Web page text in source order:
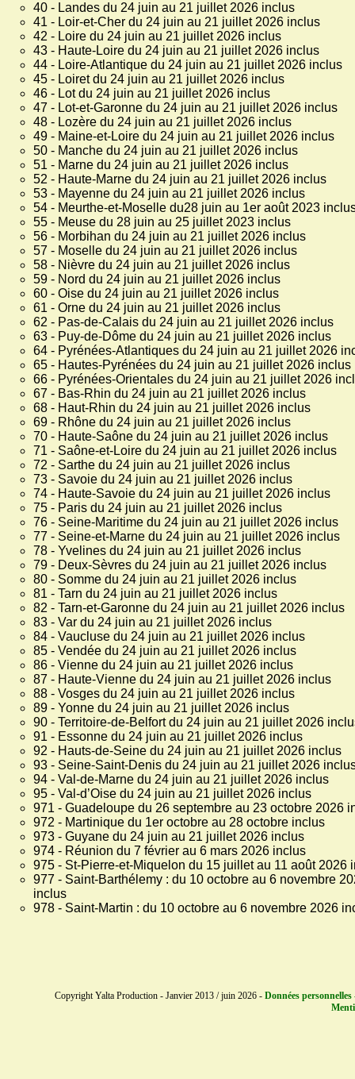
40 - Landes du 24 juin au 21 juillet 2026 inclus
41 - Loir-et-Cher du 24 juin au 21 juillet 2026 inclus
42 - Loire du 24 juin au 21 juillet 2026 inclus
43 - Haute-Loire du 24 juin au 21 juillet 2026 inclus
44 - Loire-Atlantique du 24 juin au 21 juillet 2026 inclus
45 - Loiret du 24 juin au 21 juillet 2026 inclus
46 - Lot du 24 juin au 21 juillet 2026 inclus
47 - Lot-et-Garonne du 24 juin au 21 juillet 2026 inclus
48 - Lozère du 24 juin au 21 juillet 2026 inclus
49 - Maine-et-Loire du 24 juin au 21 juillet 2026 inclus
50 - Manche du 24 juin au 21 juillet 2026 inclus
51 - Marne du 24 juin au 21 juillet 2026 inclus
52 - Haute-Marne du 24 juin au 21 juillet 2026 inclus
53 - Mayenne du 24 juin au 21 juillet 2026 inclus
54 - Meurthe-et-Moselle du28 juin au 1er août 2023
55 - Meuse du 28 juin au 25 juillet 2023 inclus
56 - Morbihan du 24 juin au 21 juillet 2026 inclus
57 - Moselle du 24 juin au 21 juillet 2026 inclus
58 - Nièvre du 24 juin au 21 juillet 2026 inclus
59 - Nord du 24 juin au 21 juillet 2026 inclus
60 - Oise du 24 juin au 21 juillet 2026 inclus
61 - Orne du 24 juin au 21 juillet 2026 inclus
62 - Pas-de-Calais du 24 juin au 21 juillet 2026 inclus
63 - Puy-de-Dôme du 24 juin au 21 juillet 2026 inclus
64 - Pyrénées-Atlantiques du 24 juin au 21 juillet 2026
65 - Hautes-Pyrénées du 24 juin au 21 juillet 2026 inclus
66 - Pyrénées-Orientales du 24 juin au 21 juillet 2026
67 - Bas-Rhin du 24 juin au 21 juillet 2026 inclus
68 - Haut-Rhin du 24 juin au 21 juillet 2026 inclus
69 - Rhône du 24 juin au 21 juillet 2026 inclus
70 - Haute-Saône du 24 juin au 21 juillet 2026 inclus
71 - Saône-et-Loire du 24 juin au 21 juillet 2026 inclus
72 - Sarthe du 24 juin au 21 juillet 2026 inclus
73 - Savoie du 24 juin au 21 juillet 2026 inclus
74 - Haute-Savoie du 24 juin au 21 juillet 2026 inclus
75 - Paris du 24 juin au 21 juillet 2026 inclus
76 - Seine-Maritime du 24 juin au 21 juillet 2026 inclus
77 - Seine-et-Marne du 24 juin au 21 juillet 2026 inclus
78 - Yvelines du 24 juin au 21 juillet 2026 inclus
79 - Deux-Sèvres du 24 juin au 21 juillet 2026 inclus
80 - Somme du 24 juin au 21 juillet 2026 inclus
81 - Tarn du 24 juin au 21 juillet 2026 inclus
82 - Tarn-et-Garonne du 24 juin au 21 juillet 2026 inclus
83 - Var du 24 juin au 21 juillet 2026 inclus
84 - Vaucluse du 24 juin au 21 juillet 2026 inclus
85 - Vendée du 24 juin au 21 juillet 2026 inclus
86 - Vienne du 24 juin au 21 juillet 2026 inclus
87 - Haute-Vienne du 24 juin au 21 juillet 2026 inclus
88 - Vosges du 24 juin au 21 juillet 2026 inclus
89 - Yonne du 24 juin au 21 juillet 2026 inclus
90 - Territoire-de-Belfort du 24 juin au 21 juillet 2026
91 - Essonne du 24 juin au 21 juillet 2026 inclus
92 - Hauts-de-Seine du 24 juin au 21 juillet 2026 inclus
93 - Seine-Saint-Denis du 24 juin au 21 juillet 2026
94 - Val-de-Marne du 24 juin au 21 juillet 2026 inclus
95 - Val-d’Oise du 24 juin au 21 juillet 2026 inclus
971 - Guadeloupe du 26 septembre au 23 octobre 2026
972 - Martinique du 1er octobre au 28 octobre inclus
973 - Guyane du 24 juin au 21 juillet 2026 inclus
974 - Réunion du 7 février au 6 mars 2026 inclus
975 - St-Pierre-et-Miquelon du 15 juillet au 11 août 2026
977 - Saint-Barthélemy : du 10 octobre au 6 novembre
inclus
978 - Saint-Martin : du 10 octobre au 6 novembre 2026
Copyright Yalta Production - Janvier 2013 / juin 2026 - Données